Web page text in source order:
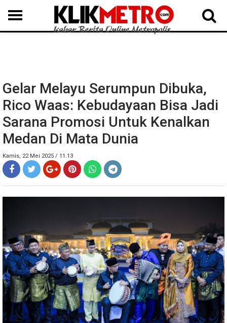
MEDAN LANGKAT DAIRI SAMOSIR TAPUT BATUBARA DELISERDANG
Gelar Melayu Serumpun Dibuka,
Rico Waas: Kebudayaan Bisa Jadi
Sarana Promosi Untuk Kenalkan
Medan Di Mata Dunia
Kamis, 22 Mei 2025 / 11.13